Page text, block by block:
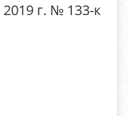
г. № 133-к